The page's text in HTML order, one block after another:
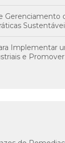
Gerenciamento
Implementar
e